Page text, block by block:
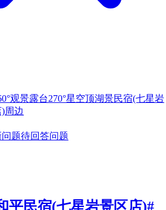
观景露台270°星空顶湖景民宿(七星岩
)周边
题待回答问题
平民宿(七星岩景区店)#